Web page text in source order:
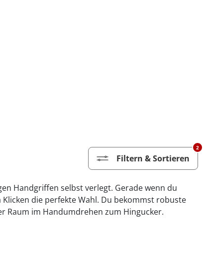
Filtern & Sortieren
2
Handgriffen selbst verlegt. Gerade wenn du
die perfekte Wahl. Du bekommst robuste
Raum im Handumdrehen zum Hingucker.